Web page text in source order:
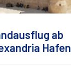
ab
Hafen